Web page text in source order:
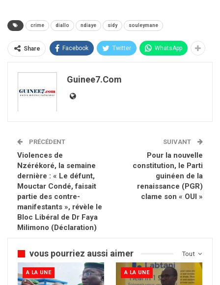
crime diallo ndiaye sidy souleymane
Share Facebook Twitter WhatsApp
Guinee7.com
PRÉCÉDENT
Violences de
Nzérékoré, la semaine
dernière : « Le défunt,
Mouctar Condé, faisait
partie des contre-
manifestants », révèle le
Bloc Libéral de Dr Faya
Milimono (Déclaration)
SUIVANT
Pour la nouvelle
constitution, le Parti
guinéen de la
renaissance (PGR)
clame son « OUI »
Tout
vous pourriez aussi aimer
A LA UNE A LA UNE